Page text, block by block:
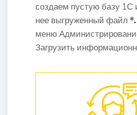
создаем пустую базу 1С
нее выгруженный файл
меню
Загрузить